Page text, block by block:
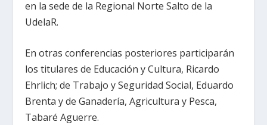
en la sede de la Regional Norte Salto de la
UdelaR.
En otras conferencias posteriores participarán
los titulares de Educación y Cultura, Ricardo
Ehrlich; de Trabajo y Seguridad Social, Eduardo
Brenta y de Ganadería, Agricultura y Pesca,
Tabaré Aguerre.